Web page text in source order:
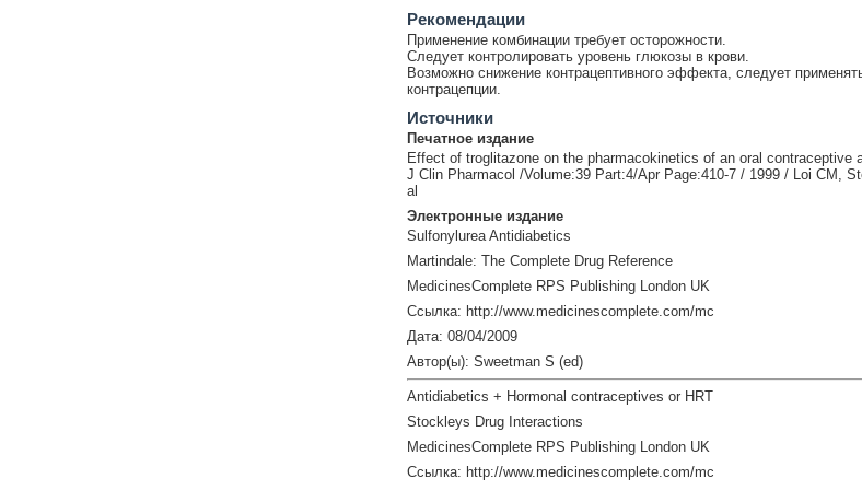
Рекомендации
Применение комбинации требует осторожности.
Следует контролировать уровень глюкозы в крови.
Возможно снижение контрацептивного эффекта, следует
контрацепции.
Источники
Печатное издание
Effect of troglitazone on the pharmacokinetics of an oral contraceptive
J Clin Pharmacol /Volume:39 Part:4/Apr Page:410-7 / 1999 / Loi CM,
al
Электронные издание
Sulfonylurea Antidiabetics
Martindale: The Complete Drug Reference
MedicinesComplete RPS Publishing London UK
Ссылка: http://www.medicinescomplete.com/mc
Дата: 08/04/2009
Автор(ы): Sweetman S (ed)
Antidiabetics + Hormonal contraceptives or HRT
Stockleys Drug Interactions
MedicinesComplete RPS Publishing London UK
Ссылка: http://www.medicinescomplete.com/mc